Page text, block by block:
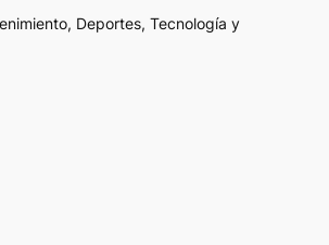
Deportes, Tecnología y